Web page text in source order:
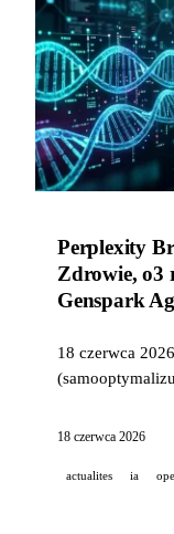
Perplexity
Zdrowie, o3
Genspark
18 czerwca
użytkowników
uruchamia
18 czerwca 2026
actualites ia